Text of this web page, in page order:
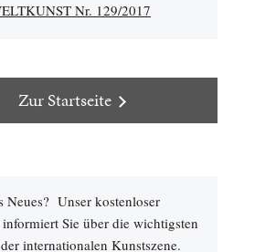
Nr. 129/2017
Zur Startseite
Neues? Unser kostenloser
Sie über die wichtigsten
internationalen Kunstszene.